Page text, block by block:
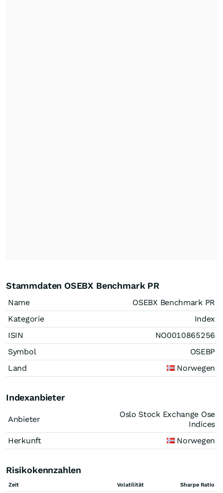
Stammdaten OSEBX Benchmark PR
Name
OSEBX Benchmark PR
Kategorie
Index
ISIN
NO0010865256
Symbol
OSEBP
Land
Norwegen
Indexanbieter
Anbieter
Oslo Stock Exchange Ose
Indices
Herkunft
Norwegen
Risikokennzahlen
Zeit Volatilität Sharpe Ratio